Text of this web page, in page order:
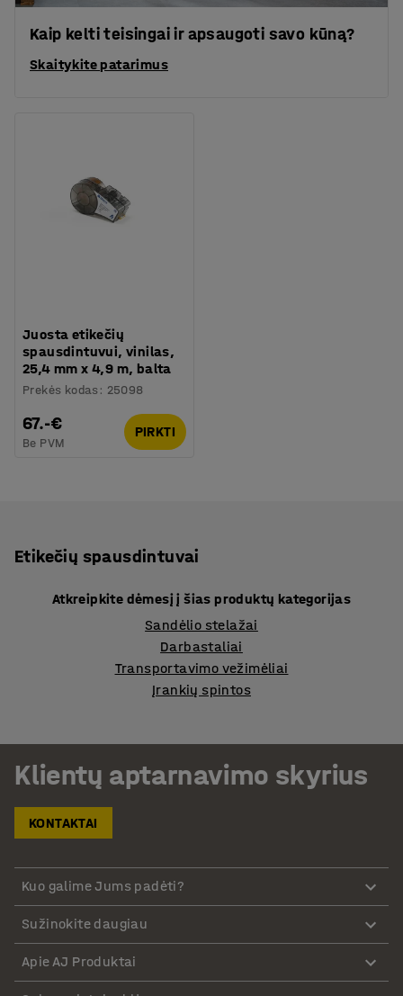
Kaip kelti teisingai ir apsaugoti savo kūną?
Skaitykite patarimus
Juosta etikečių
spausdintuvui, vinilas,
25,4 mm x 4,9 m, balta
Prekės kodas : 25098
67.-€
Be PVM
PIRKTI
Etikečių spausdintuvai
Atkreipkite dėmesį į šias produktų kategorijas
Sandėlio stelažai
Darbastaliai
Transportavimo vežimėliai
Įrankių spintos
Klientų aptarnavimo skyrius
KONTAKTAI
Kuo galime Jums padėti?
Sužinokite daugiau
Apie AJ Produktai